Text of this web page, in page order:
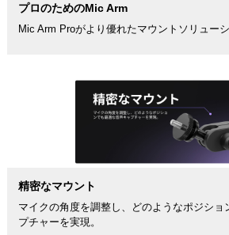
プロのためのMic Arm
Mic Arm Proがより優れたマウントソリュー
精密なマウント
マイクの角度を調整し、どのようなポジショ
プチャーを実現。